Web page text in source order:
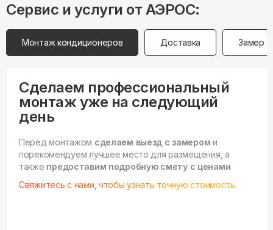
Сервис и услуги от АЭРОС:
Монтаж кондиционеров Доставка Замер
Сделаем профессиональный
монтаж уже на следующий
день
Перед монтажом сделаем выезд с замером и
порекомендуем лучшее место для размещения, а
также предоставим подробную смету с ценами
Свяжитесь с нами, чтобы узнать точную стоимость.